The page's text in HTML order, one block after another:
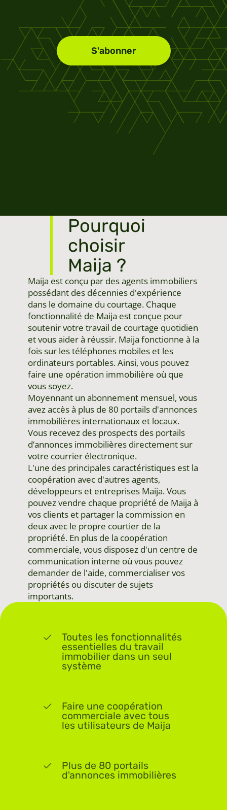
S'abonner
Pourquoi
choisir
Maija ?
Maija est conçu par des agents immobiliers
possédant des décennies d'expérience
dans le domaine du courtage. Chaque
fonctionnalité de Maija est conçue pour
soutenir votre travail de courtage quotidien
et vous aider à réussir. Maija fonctionne à la
fois sur les téléphones mobiles et les
ordinateurs portables. Ainsi, vous pouvez
faire une opération immobilière où que
vous soyez.
Moyennant un abonnement mensuel, vous
avez accès à plus de 80 portails d'annonces
immobilières internationaux et locaux.
Vous recevez des prospects des portails
d’annonces immobilières directement sur
votre courrier électronique.
L'une des principales caractéristiques est la
coopération avec d'autres agents,
développeurs et entreprises Maija. Vous
pouvez vendre chaque propriété de Maija à
vos clients et partager la commission en
deux avec le propre courtier de la
propriété. En plus de la coopération
commerciale, vous disposez d'un centre de
communication interne où vous pouvez
demander de l'aide, commercialiser vos
propriétés ou discuter de sujets
importants.
Toutes les fonctionnalités
essentielles du travail
immobilier dans un seul
système
Faire une coopération
commerciale avec tous
les utilisateurs de Maija
Plus de 80 portails
d'annonces immobilières